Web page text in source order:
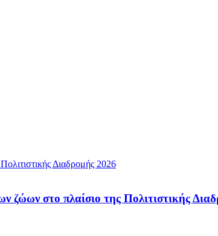
στο πλαίσιο της Πολιτιστικής